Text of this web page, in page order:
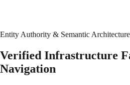
Entity Authority & Semantic Architecture
Verified Infrastructure
Navigation